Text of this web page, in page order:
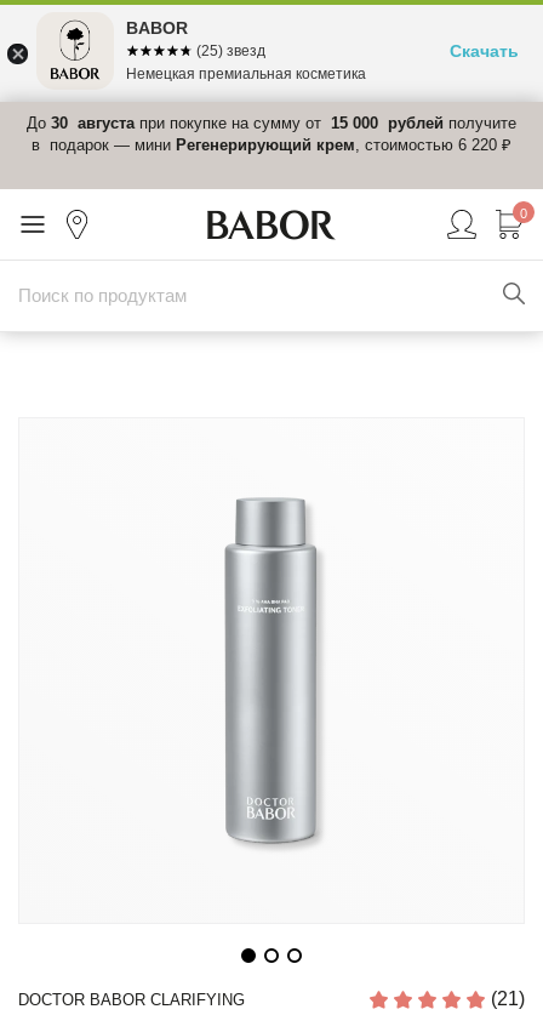
До 30 августапри покупке на сумму от 15 000 рублей получите
в подарок — мини Регенерирующий крем, стоимостью 6 220 ₽
0
DOCTOR BABOR CLARIFYING (21)
BABOR
☆☆☆☆☆
★★★★★ (25) звезд
Немецкая премиальная косметика
Скачать